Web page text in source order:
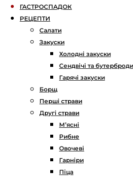
ГАСТРОСПАДОК
РЕЦЕПТИ
Салати
Закуски
Холодні закуски
Сендвічі та бутерброди
Гарячі закуски
Борщ
Перші страви
Другі страви
М’ясні
Рибне
Овочеві
Гарніри
Піца